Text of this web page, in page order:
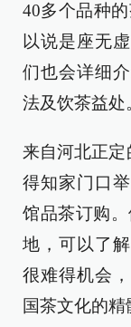
40多个品种
以说是座无
们也会详细
法及饮茶益处
来自河北正定
得知家门口
馆品茶订购
地，可以了
很难得机会
国茶文化的精